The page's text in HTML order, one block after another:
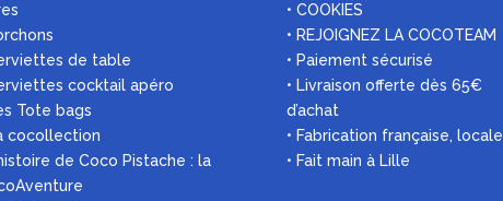
de table
cocktail apéro
Tote bags
cocollection
de Coco Pistache : la
• COOKIES
• REJOIGNEZ LA COCOTEAM
• Paiement sécurisé
• Livraison offerte dès 65€
d’achat
• Fabrication française, locale
• Fait main à Lille